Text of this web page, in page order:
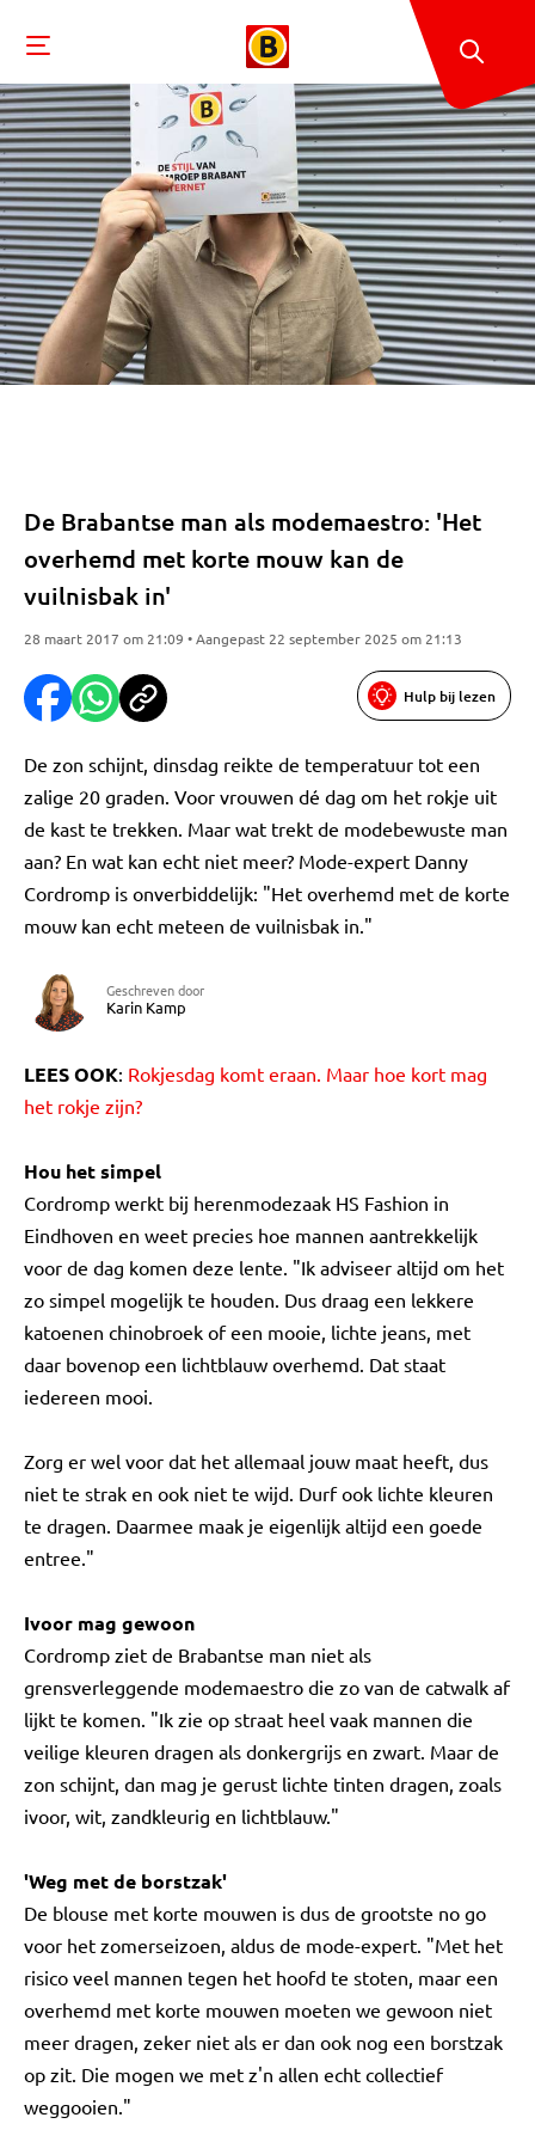
De Brabantse man als modemaestro: 'Het
overhemd met korte mouw kan de
vuilnisbak in'
28 maart 2017 om 21:09 • Aangepast 22 september 2025 om 21:13
Hulp bij lezen
De zon schijnt, dinsdag reikte de temperatuur tot een
zalige 20 graden. Voor vrouwen dé dag om het rokje uit
de kast te trekken. Maar wat trekt de modebewuste man
aan? En wat kan echt niet meer? Mode-expert Danny
Cordromp is onverbiddelijk: "Het overhemd met de korte
mouw kan echt meteen de vuilnisbak in."
Geschreven door
Karin Kamp
LEES OOK: Rokjesdag komt eraan. Maar hoe kort mag
het rokje zijn?
Hou het simpel
Cordromp werkt bij herenmodezaak HS Fashion in
Eindhoven en weet precies hoe mannen aantrekkelijk
voor de dag komen deze lente. "Ik adviseer altijd om het
zo simpel mogelijk te houden. Dus draag een lekkere
katoenen chinobroek of een mooie, lichte jeans, met
daar bovenop een lichtblauw overhemd. Dat staat
iedereen mooi.
Zorg er wel voor dat het allemaal jouw maat heeft, dus
niet te strak en ook niet te wijd. Durf ook lichte kleuren
te dragen. Daarmee maak je eigenlijk altijd een goede
entree."
Ivoor mag gewoon
Cordromp ziet de Brabantse man niet als
grensverleggende modemaestro die zo van de catwalk af
lijkt te komen. "Ik zie op straat heel vaak mannen die
veilige kleuren dragen als donkergrijs en zwart. Maar de
zon schijnt, dan mag je gerust lichte tinten dragen, zoals
ivoor, wit, zandkleurig en lichtblauw."
'Weg met de borstzak'
De blouse met korte mouwen is dus de grootste no go
voor het zomerseizoen, aldus de mode-expert. "Met het
risico veel mannen tegen het hoofd te stoten, maar een
overhemd met korte mouwen moeten we gewoon niet
meer dragen, zeker niet als er dan ook nog een borstzak
op zit. Die mogen we met z'n allen echt collectief
weggooien."